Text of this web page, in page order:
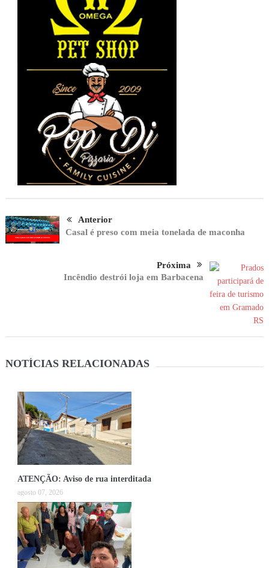
Anterior
Casal é preso com meia tonelada de maconha
Próxima
Incêndio destrói loja em Barbacena
NOTÍCIAS RELACIONADAS
ATENÇÃO: Aviso de rua interditada
agosto 07, 2026